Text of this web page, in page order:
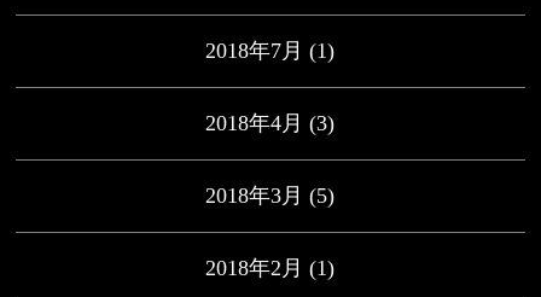
2018年7月 (1)
2018年4月 (3)
2018年3月 (5)
2018年2月 (1)